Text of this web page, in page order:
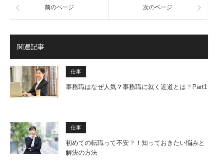
前のページ 次のページ
関連記事
仕事
事務職はなぜ人気？事務職に就く近道とは？Part1
仕事
初めての転職って不安？！知っておきたい悩みと
解決の方法